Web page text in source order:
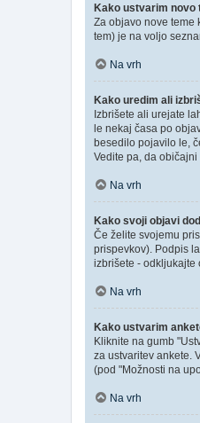
Kako ustvarim novo
Za objavo nove teme
tem) je na voljo
Na vrh
Kako uredim ali
Izbrišete ali urejate
le nekaj časa po
besedilo pojavilo le,
Vedite pa, da
Na vrh
Kako svoji objavi
Če želite svojemu
prispevkov). Podpis
izbrišete - odkljukajte
Na vrh
Kako ustvarim
Kliknite na gumb
za ustvaritev ankete.
(pod "Možnosti na
Na vrh